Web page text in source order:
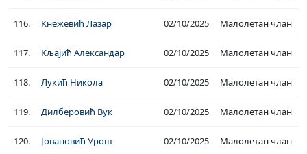
116. Кнежевић Лазар 02/10/2025 Малолетан члан
117. Кљајић Александар 02/10/2025 Малолетан члан
118. Лукић Никола 02/10/2025 Малолетан члан
119. Дилберовић Вук 02/10/2025 Малолетан члан
120. Јовановић Урош 02/10/2025 Малолетан члан